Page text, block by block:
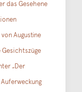
das Gesehene
Augustine
„Der